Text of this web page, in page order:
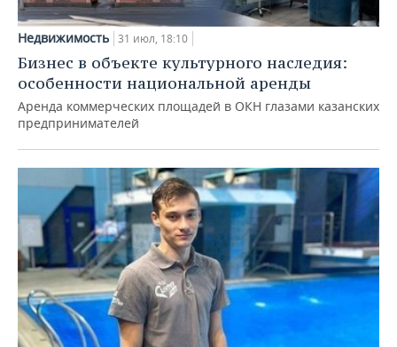
Недвижимость 31 июл, 18:10
Бизнес в объекте культурного наследия:
особенности национальной аренды
Аренда коммерческих площадей в ОКН глазами казанских
предпринимателей